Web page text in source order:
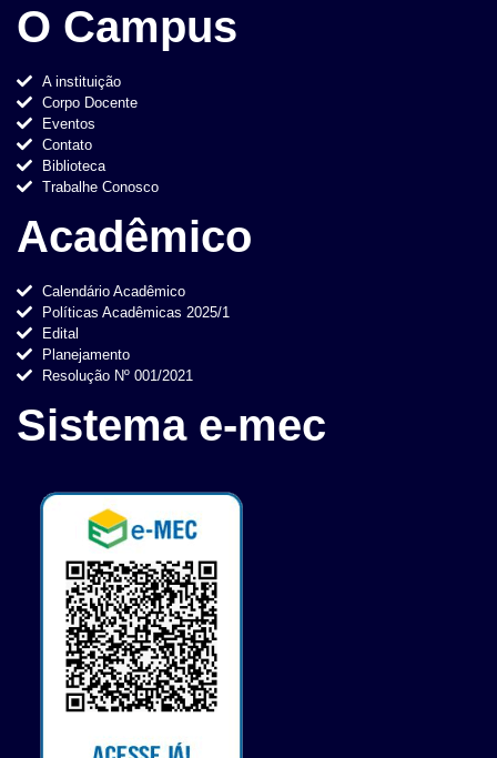
O Campus
A instituição
Corpo Docente
Eventos
Contato
Biblioteca
Trabalhe Conosco
Acadêmico
Calendário Acadêmico
Políticas Acadêmicas 2025/1
Edital
Planejamento
Resolução Nº 001/2021
Sistema e-mec